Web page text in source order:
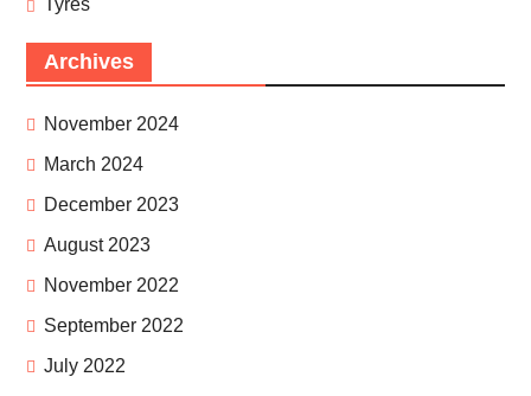
Tyres
Archives
November 2024
March 2024
December 2023
August 2023
November 2022
September 2022
July 2022